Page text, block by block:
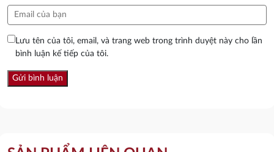
Lưu tên của tôi, email, và trang web trong trình duyệt này cho lần
bình luận kế tiếp của tôi.